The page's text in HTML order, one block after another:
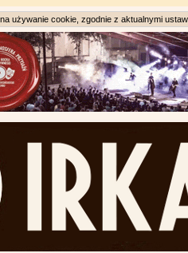
używanie cookie, zgodnie z aktualnymi